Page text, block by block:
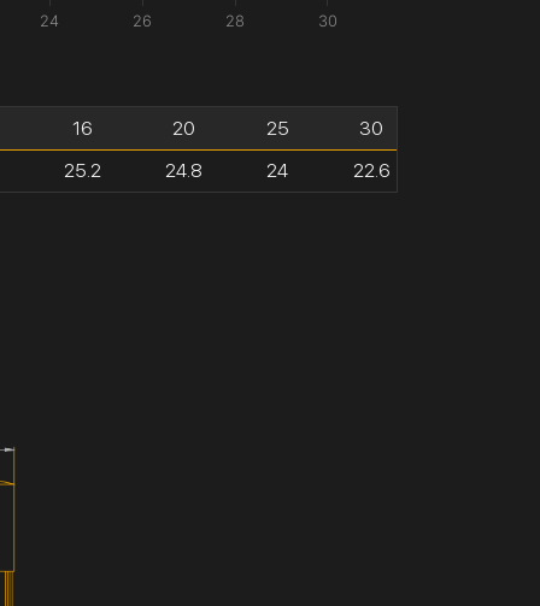
24 26 28 30
16
25.2
20
24.8
25
24
30
22.6